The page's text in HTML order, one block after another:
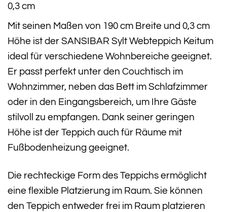
0,3 cm
Mit seinen Maßen von 190 cm Breite und 0,3 cm
Höhe ist der SANSIBAR Sylt Webteppich Keitum
ideal für verschiedene Wohnbereiche geeignet.
Er passt perfekt unter den Couchtisch im
Wohnzimmer, neben das Bett im Schlafzimmer
oder in den Eingangsbereich, um Ihre Gäste
stilvoll zu empfangen. Dank seiner geringen
Höhe ist der Teppich auch für Räume mit
Fußbodenheizung geeignet.
Die rechteckige Form des Teppichs ermöglicht
eine flexible Platzierung im Raum. Sie können
den Teppich entweder frei im Raum platzieren